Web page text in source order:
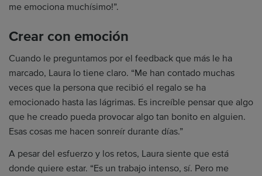
me emociona muchísimo!”.
Crear con emoción
Cuando le preguntamos por el feedback que más le ha
marcado, Laura lo tiene claro. “Me han contado muchas
veces que la persona que recibió el regalo se ha
emocionado hasta las lágrimas. Es increíble pensar que algo
que he creado pueda provocar algo tan bonito en alguien.
Esas cosas me hacen sonreír durante días.”
A pesar del esfuerzo y los retos, Laura siente que está
donde quiere estar. “Es un trabajo intenso, sí. Pero me